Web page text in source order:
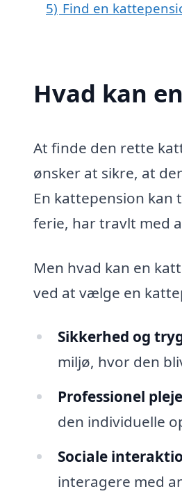
5) Find en
Hvad kan
At finde den rette
ønsker at sikre, at
En kattepension kan
ferie, har travlt med
Men hvad kan en
ved at vælge en
Sikkerhed og
miljø, hvor den
Professionel
den individuelle
Sociale
interagere med